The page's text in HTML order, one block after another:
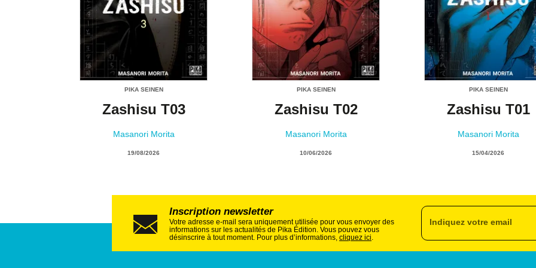
PIKA SEINEN
Zashisu T03
Masanori Morita
19/08/2026
PIKA SEINEN
Zashisu T02
Masanori Morita
10/06/2026
PIKA SEINEN
Zashisu T01
Masanori Morita
15/04/2026
Inscription newsletter
Votre adresse e-mail sera uniquement utilisée pour vous envoyer des
informations sur les actualités de Pika Édition. Vous pouvez vous
désinscrire à tout moment. Pour plus d’informations, cliquez ici
Indiquez votre email